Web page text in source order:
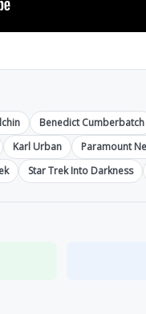
Benedict Cumberbatch
Karl Urban Paramount
Star Trek Into Darkness